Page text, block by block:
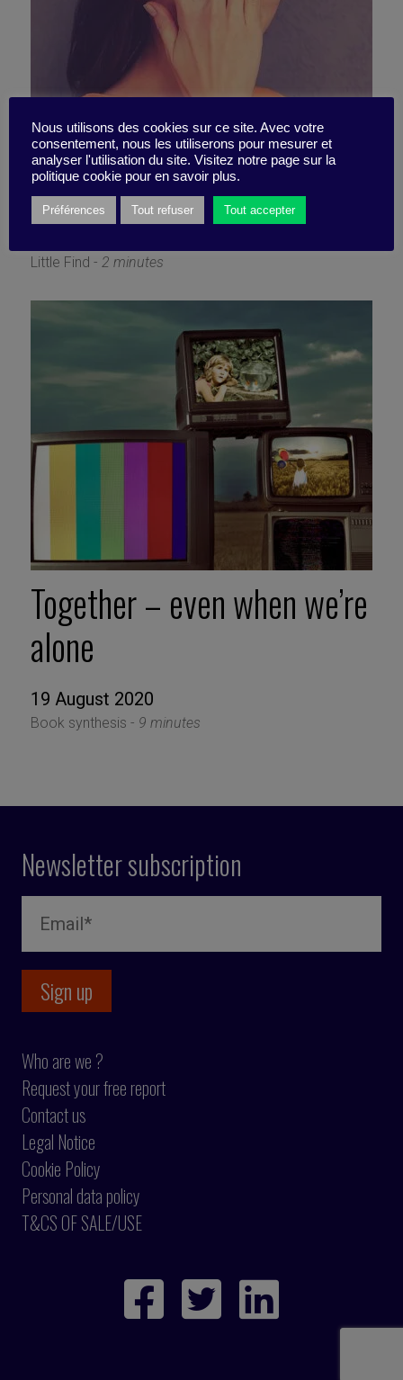
The hidden cost of
resilience
Little Find - 2 minutes
Together – even when we’re
alone
19 August 2020
Book synthesis - 9 minutes
Newsletter subscription
Who are we ?
Request your free report
Contact us
Legal Notice
Cookie Policy
Personal data policy
T&CS OF SALE/USE
Nous utilisons des cookies sur ce site. Avec votre
consentement, nous les utiliserons pour mesurer et
analyser l'utilisation du site. Visitez notre page sur la
politique cookie pour en savoir plus.
Préférences Tout refuser Tout accepter